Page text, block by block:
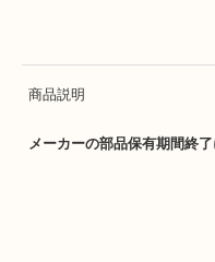
商品説明
メーカーの部品保有期間終